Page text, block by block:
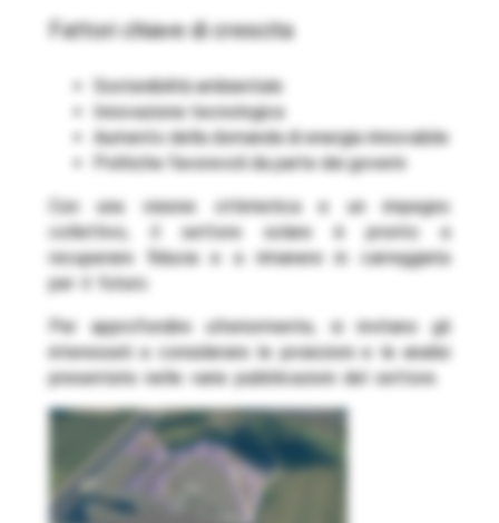
fattori chiave di crescita
Sostenibilità ambientale
Innovazione tecnologica
Aumento della domanda di energia rinnovabile
Politiche favorevoli da parte dei governi
Con una visione ottimistica e un impegno
collettivo, il settore solare è pronto a
recuperare fiducia e a rimanere in carreggiata
per il futuro.
Per approfondire ulteriormente, si invitano gli
interessati a considerare le proiezioni e le analisi
presentate nelle varie pubblicazioni del settore.